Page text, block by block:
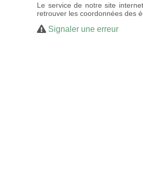
Le service de notre site
retrouver les coordonnées des
Signaler une erreur